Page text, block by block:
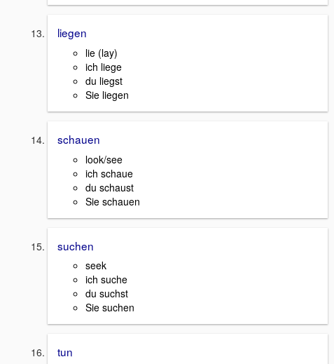
liegen
lie (lay)
ich liege
du liegst
Sie liegen
schauen
look/see
ich schaue
du schaust
Sie schauen
suchen
seek
ich suche
du suchst
Sie suchen
tun